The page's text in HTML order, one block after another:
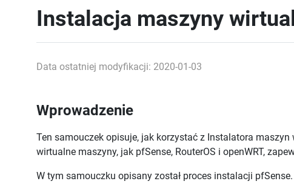
Instalacja maszyny
Data ostatniej modyfikacji: 2020-01-03
Wprowadzenie
Ten samouczek opisuje, jak korzystać z Instalatora maszyn
wirtualne maszyny, jak pfSense, RouterOS i openWRT,
W tym samouczku opisany został proces instalacji